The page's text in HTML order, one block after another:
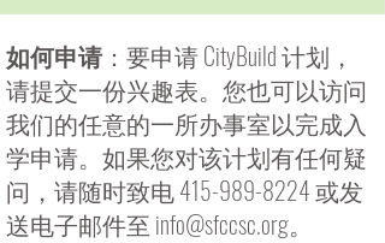
如何申请：要申请 CityBuild 计划，
请提交一份兴趣表。您也可以访问
我们的任意的一所办事室以完成入
学申请。如果您对该计划有任何疑
问，请随时致电415-989-8224或发
送电子邮件至 info@sfccsc.org。